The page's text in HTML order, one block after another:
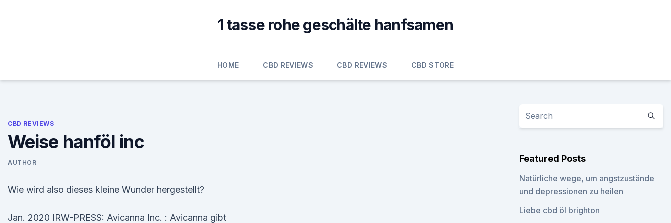
1 tasse rohe geschälte hanfsamen
HOME CBD REVIEWS CBD REVIEWS CBD STORE
CBD REVIEWS
Weise hanföl inc
AUTHOR
Wie wird also dieses kleine Wunder hergestellt?
Jan. 2020 IRW-PRESS: Avicanna Inc. : Avicanna gibt
Featured Posts
Natürliche wege, um angstzustände
und depressionen zu heilen
Liebe cbd öl brighton